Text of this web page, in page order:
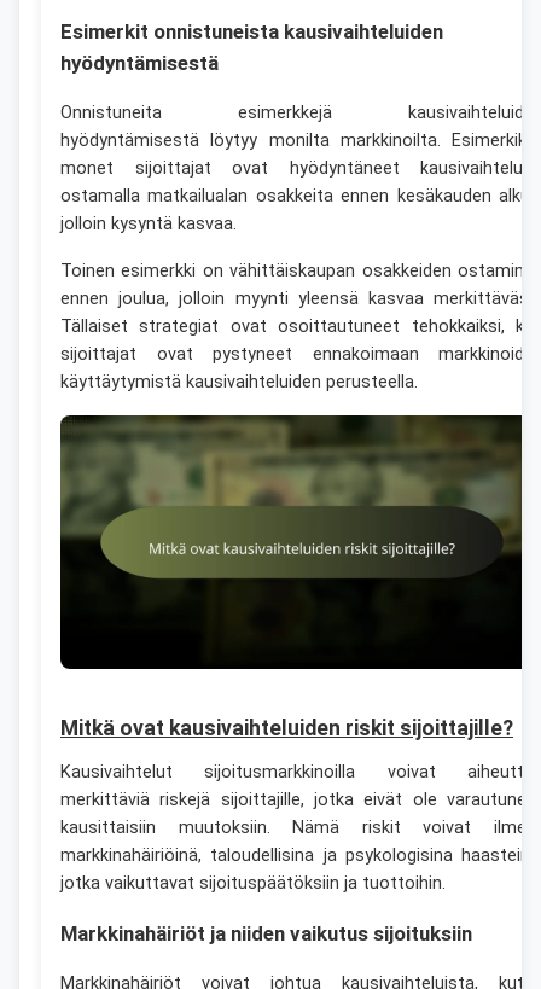
Esimerkit onnistuneista kausivaihteluiden
hyödyntämisestä
Onnistuneita esimerkkejä
hyödyntämisestä löytyy monilta markkinoilta.
monet sijoittajat ovat hyödyntäneet
ostamalla matkailualan osakkeita ennen kesäkauden
jolloin kysyntä kasvaa.
Toinen esimerkki on vähittäiskaupan osakkeiden
ennen joulua, jolloin myynti yleensä kasvaa
Tällaiset strategiat ovat osoittautuneet tehokkaiksi,
sijoittajat ovat pystyneet ennakoimaan
käyttäytymistä kausivaihteluiden perusteella.
Mitkä ovat kausivaihteluiden riskit sijoittajille?
Kausivaihtelut sijoitusmarkkinoilla voivat
merkittäviä riskejä sijoittajille, jotka eivät ole
kausittaisiin muutoksiin. Nämä riskit voivat
markkinahäiriöinä, taloudellisina ja psykologisina
jotka vaikuttavat sijoituspäätöksiin ja tuottoihin.
Markkinahäiriöt ja niiden vaikutus sijoituksiin
Markkinahäiriöt voivat johtua kausivaihteluista,